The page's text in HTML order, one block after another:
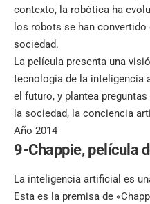
contexto, la robótica ha
los robots se han
sociedad.
La película presenta una
tecnología de la inteligencia
el futuro, y plantea
la sociedad, la conciencia
Año 2014
9-Chappie, película
La inteligencia artificial es
Esta es la premisa de